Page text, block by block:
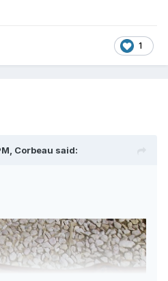
1
Corbeau said: